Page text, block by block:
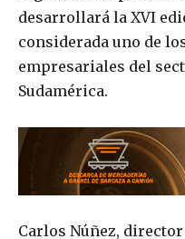
desarrollará la XVI
considerada uno de
empresariales del
Sudamérica.
Carlos Núñez,